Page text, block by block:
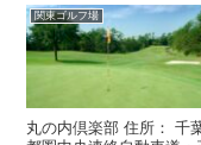
関東ゴルフ場
丸の内倶楽部 住所： 千